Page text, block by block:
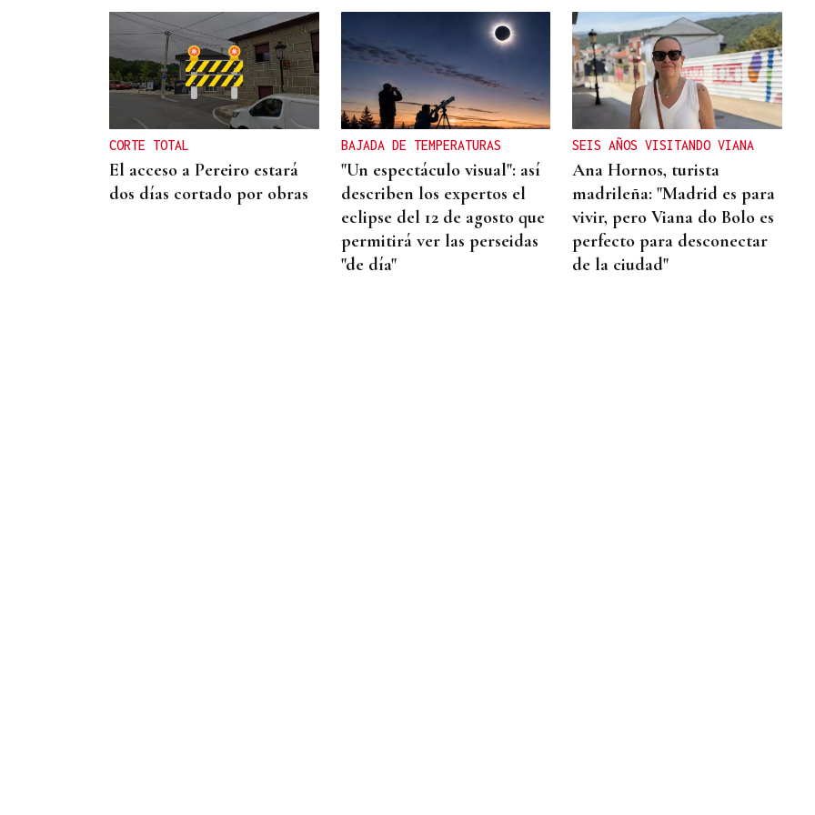
MODA
Black Friday 2025: el (ya no
tan) secreto mejor
guardado del armario de
las que más saben
CORTE TOTAL
El acceso a Pereiro estará
dos días cortado por obras
BAJADA DE TEMPERATURAS
"Un espectáculo visual": así
describen los expertos el
eclipse del 12 de agosto que
permitirá ver las perseidas
"de día"
SEIS AÑOS VISITANDO VIANA
Ana Hornos, turista
madrileña: "Madrid es para
vivir, pero Viana do Bolo es
perfecto para desconectar
de la ciudad"